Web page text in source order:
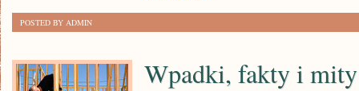
POSTED BY ADMIN
Wpadki, fakty i